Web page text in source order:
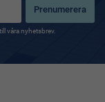
Prenumerera
våra nyhetsbrev.